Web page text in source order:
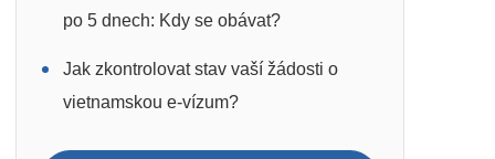
po 5 dnech: Kdy se obávat?
Jak zkontrolovat stav vaší žádosti o
vietnamskou e-vízum?